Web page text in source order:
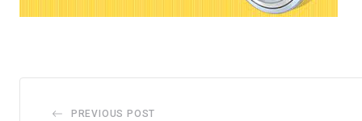
PREVIOUS POST